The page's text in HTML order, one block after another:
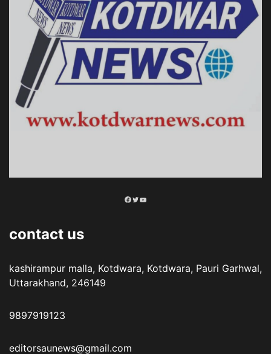
Facebook
Twitter
YouTube
contact us
kashirampur malla, Kotdwara, Kotdwara, Pauri Garhwal,
Uttarakhand, 246149
9897919123
editorsaunews@gmail.com